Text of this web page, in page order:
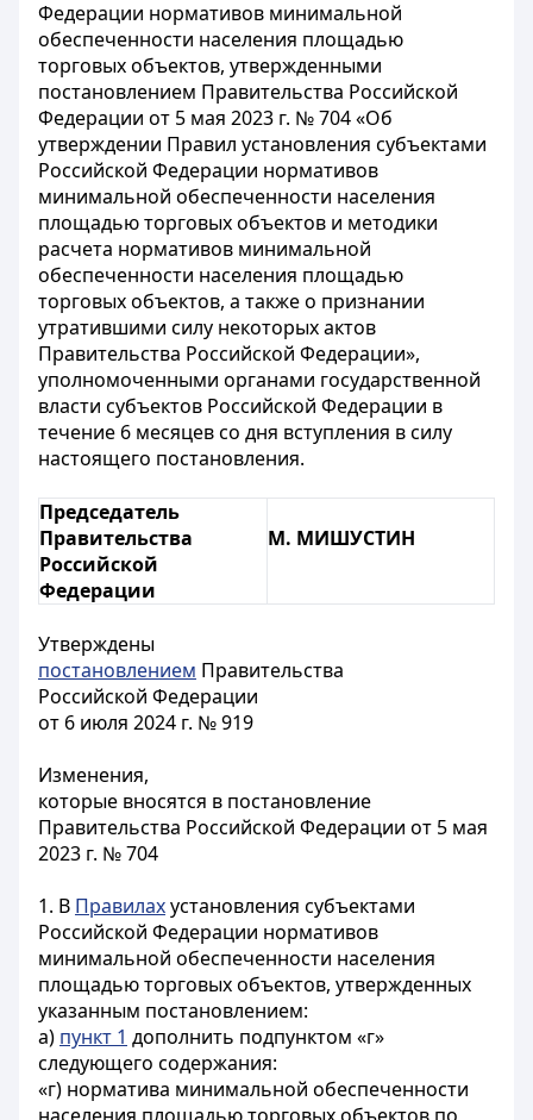
Федерации нормативов минимальной
обеспеченности населения площадью
торговых объектов, утвержденными
постановлением Правительства Российской
Федерации от 5 мая 2023 г. № 704 «Об
утверждении Правил установления субъектами
Российской Федерации нормативов
минимальной обеспеченности населения
площадью торговых объектов и методики
расчета нормативов минимальной
обеспеченности населения площадью
торговых объектов, а также о признании
утратившими силу некоторых актов
Правительства Российской Федерации»,
уполномоченными органами государственной
власти субъектов Российской Федерации в
течение 6 месяцев со дня вступления в силу
настоящего постановления.
Председатель
Правительства
Российской
Федерации
М. МИШУСТИН
Утверждены
постановлением Правительства
Российской Федерации
от 6 июля 2024 г. № 919
Изменения,
которые вносятся в постановление
Правительства Российской Федерации от 5 мая
2023 г. № 704
1. В Правилахустановления субъектами
Российской Федерации нормативов
минимальной обеспеченности населения
площадью торговых объектов, утвержденных
указанным постановлением:
а) пункт 1 дополнить подпунктом «г»
следующего содержания:
«г) норматива минимальной обеспеченности